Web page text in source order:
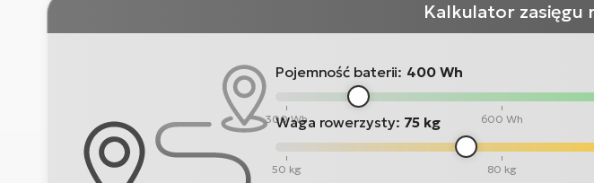
Kalkulator
Pojemność baterii: 400 Wh
300 Wh 600 Wh
Waga rowerzysty: 75 kg
50 kg 80 kg